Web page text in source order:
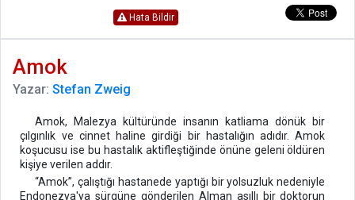
Hata Bildir
Amok
Yazar: Stefan Zweig
Amok, Malezya kültüründe insanın katliama dönük bir
çılgınlık ve cinnet haline girdiği bir hastalığın adıdır. Amok
koşucusu ise bu hastalık aktifleştiğinde önüne geleni öldüren
kişiye verilen addır.
“Amok”, çalıştığı hastanede yaptığı bir yolsuzluk nedeniyle
Endonezya'ya sürgüne gönderilen Alman asıllı bir doktorun